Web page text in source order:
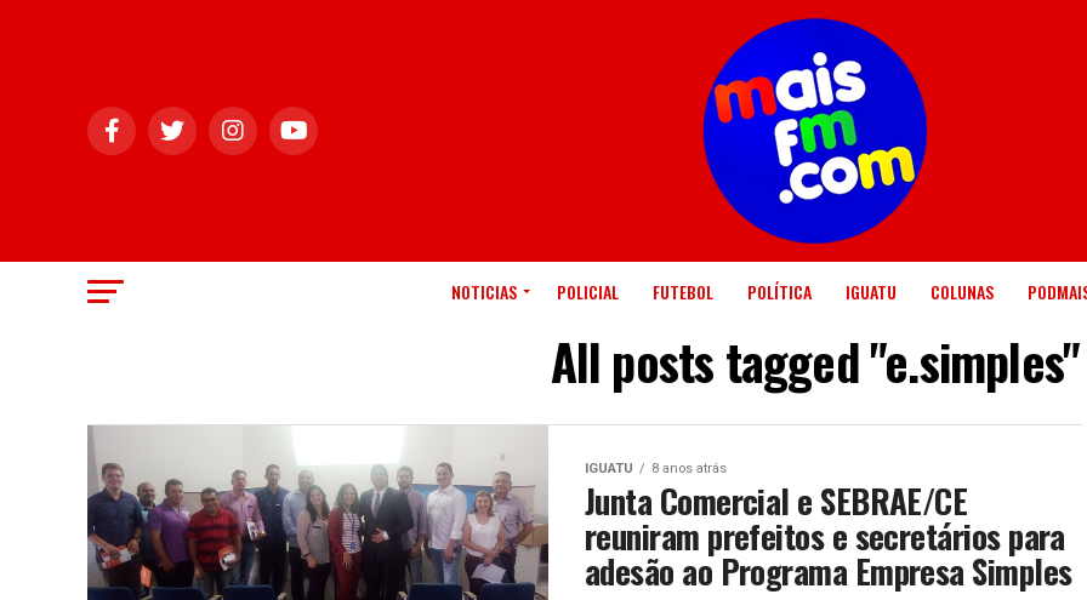
NOTICIAS POLICIAL FUTEBOL POLÍTICA IGUATU COLUNAS
All posts tagged "e.simples"
IGUATU 8 anos atrás
Junta Comercial e SEBRAE/CE
reuniram prefeitos e secretários para
adesão ao Programa Empresa Simples